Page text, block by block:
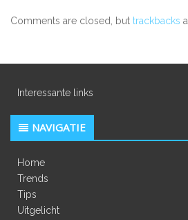
Comments are closed, but trackbacks
Interessante links
NAVIGATIE
Home
Trends
Tips
Uitgelicht